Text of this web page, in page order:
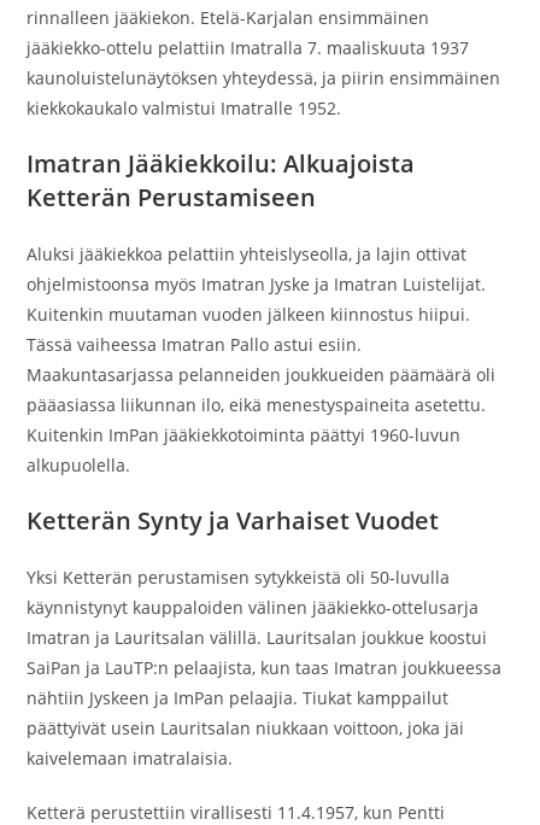
rinnalleen jääkiekon. Etelä-Karjalan ensimmäinen
jääkiekko-ottelu pelattiin Imatralla 7. maaliskuuta 1937
kaunoluistelunäytöksen yhteydessä, ja piirin ensimmäinen
kiekkokaukalo valmistui Imatralle 1952.
Imatran Jääkiekkoilu: Alkuajoista
Ketterän Perustamiseen
Aluksi jääkiekkoa pelattiin yhteislyseolla, ja lajin ottivat
ohjelmistoonsa myös Imatran Jyske ja Imatran Luistelijat.
Kuitenkin muutaman vuoden jälkeen kiinnostus hiipui.
Tässä vaiheessa Imatran Pallo astui esiin.
Maakuntasarjassa pelanneiden joukkueiden päämäärä oli
pääasiassa liikunnan ilo, eikä menestyspaineita asetettu.
Kuitenkin ImPan jääkiekkotoiminta päättyi 1960-luvun
alkupuolella.
Ketterän Synty ja Varhaiset Vuodet
Yksi Ketterän perustamisen sytykkeistä oli 50-luvulla
käynnistynyt kauppaloiden välinen jääkiekko-ottelusarja
Imatran ja Lauritsalan välillä. Lauritsalan joukkue koostui
SaiPan ja LauTP:n pelaajista, kun taas Imatran joukkueessa
nähtiin Jyskeen ja ImPan pelaajia. Tiukat kamppailut
päättyivät usein Lauritsalan niukkaan voittoon, joka jäi
kaivelemaan imatralaisia.
Ketterä perustettiin virallisesti 11.4.1957, kun Pentti